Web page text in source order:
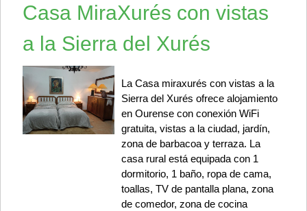
Casa MiraXurés con vistas
a la Sierra del Xurés
La Casa miraxurés con vistas a la
Sierra del Xurés ofrece alojamiento
en Ourense con conexión WiFi
gratuita, vistas a la ciudad, jardín,
zona de barbacoa y terraza. La
casa rural está equipada con 1
dormitorio, 1 baño, ropa de cama,
toallas, TV de pantalla plana, zona
de comedor, zona de cocina